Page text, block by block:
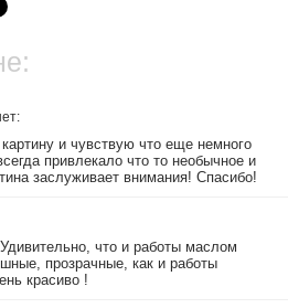
:
и чувствую что еще немного
привлекало что то необычное и
заслуживает внимания! Спасибо!
что и работы маслом
прозрачные, как и работы
красиво !